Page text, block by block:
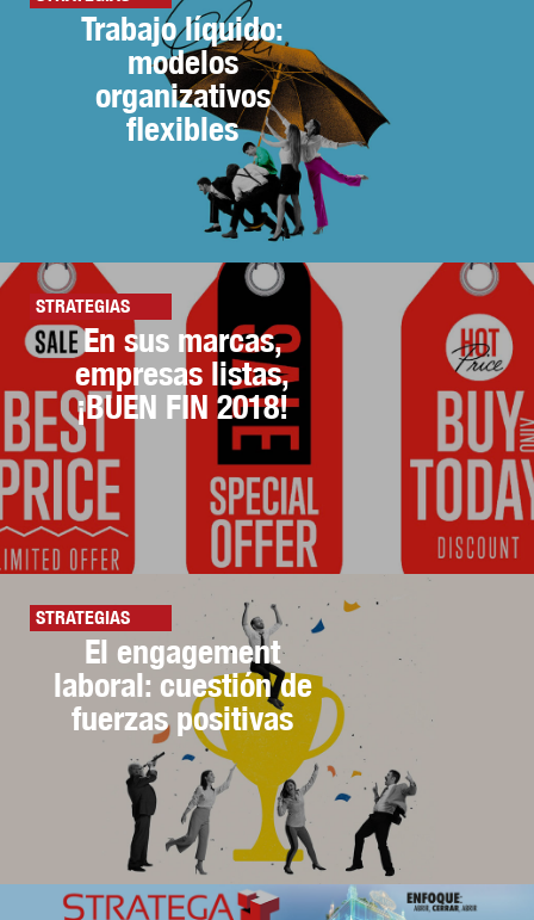
Trabajo líquido:
modelos
organizativos
flexibles
STRATEGIAS
En sus marcas,
empresas listas,
¡BUEN FIN 2018!
STRATEGIAS
El engagement
laboral: cuestión de
fuerzas positivas